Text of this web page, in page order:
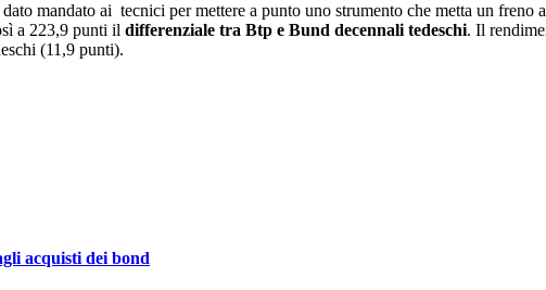
mandato ai tecnici per mettere a punto uno strumento che metta un freno
a 223,9 punti il differenziale tra Btp e Bund decennali tedeschi. Il
(11,9 punti).
acquisti dei bond